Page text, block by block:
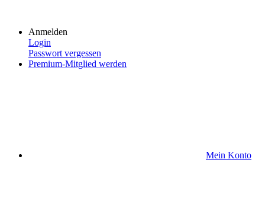
Anmelden
Login
Passwort vergessen
Premium-Mitglied werden
Mein Konto